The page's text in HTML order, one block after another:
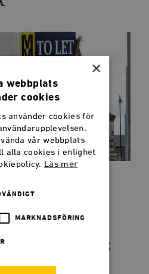
Londons
är mer
Stockholms
×
webbplats
cookies
använder cookies för
vår webbplats
alla cookies i enlighet
Läs mer
MARKNADSFÖRING